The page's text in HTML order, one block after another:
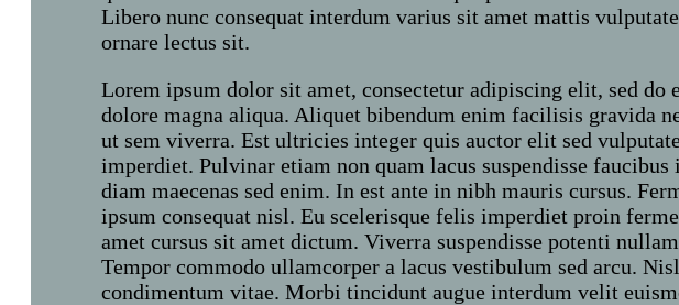
Libero nunc consequat interdum varius sit amet mattis
ornare lectus sit.
Lorem ipsum dolor sit amet, consectetur adipiscing elit, sed
dolore magna aliqua. Aliquet bibendum enim facilisis gravida
ut sem viverra. Est ultricies integer quis auctor elit sed
imperdiet. Pulvinar etiam non quam lacus suspendisse
diam maecenas sed enim. In est ante in nibh mauris cursus.
ipsum consequat nisl. Eu scelerisque felis imperdiet proin
amet cursus sit amet dictum. Viverra suspendisse potenti
Tempor commodo ullamcorper a lacus vestibulum sed arcu.
condimentum vitae. Morbi tincidunt augue interdum velit